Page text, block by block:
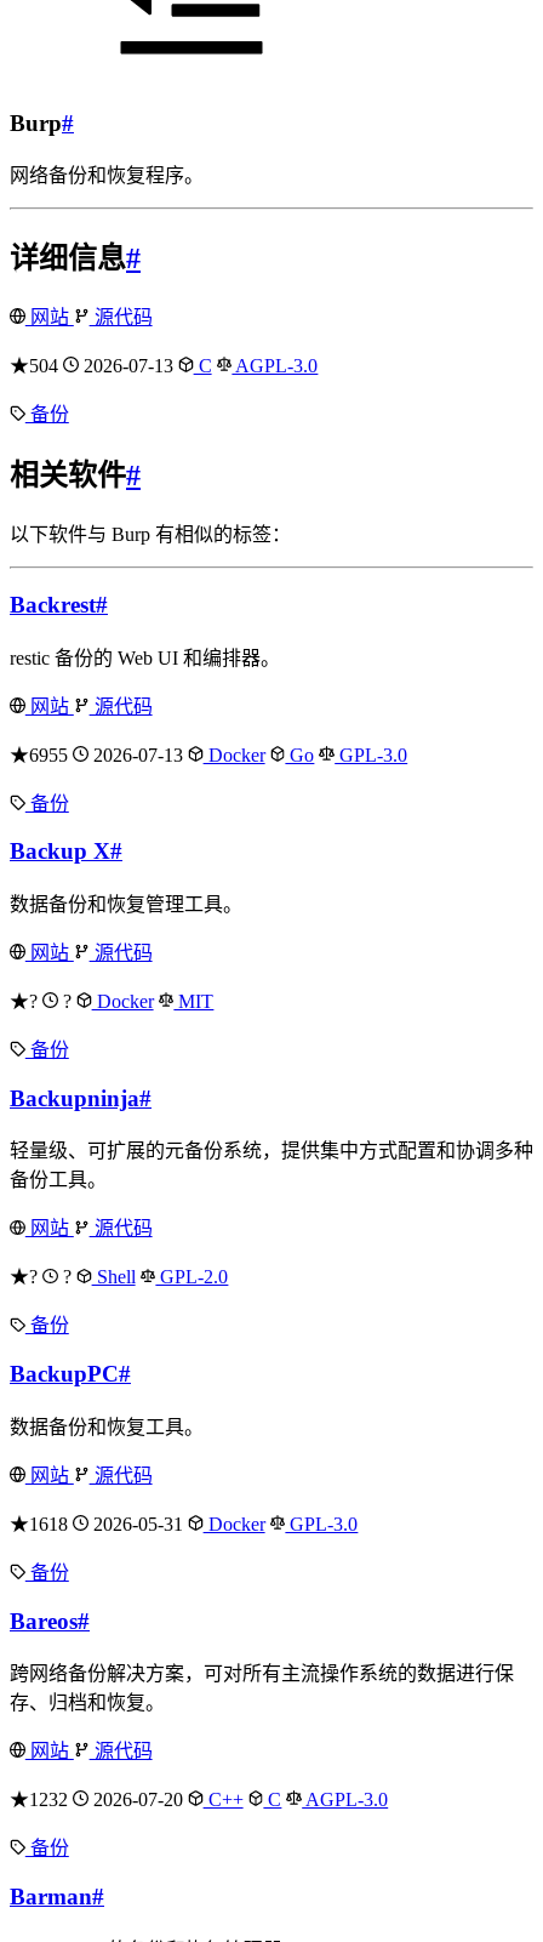
Burp#
网络备份和恢复程序。
详细信息#
网站 源代码
★504 2026-07-13 C AGPL-3.0
备份
相关软件#
以下软件与 Burp 有相似的标签：
Backrest#
restic 备份的 Web UI 和编排器。
网站 源代码
★6955 2026-07-13 Docker Go GPL-3.0
备份
Backup X#
数据备份和恢复管理工具。
网站 源代码
★? ? Docker MIT
备份
Backupninja#
轻量级、可扩展的元备份系统，提供集中方式配置和协调多种
备份工具。
网站 源代码
★? ? Shell GPL-2.0
备份
BackupPC#
数据备份和恢复工具。
网站 源代码
★1618 2026-05-31 Docker GPL-3.0
备份
Bareos#
跨网络备份解决方案，可对所有主流操作系统的数据进行保
存、归档和恢复。
网站 源代码
★1232 2026-07-20 C++ C AGPL-3.0
备份
Barman#